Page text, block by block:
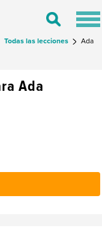
Toggle
Todas las lecciones
Ada
Ada